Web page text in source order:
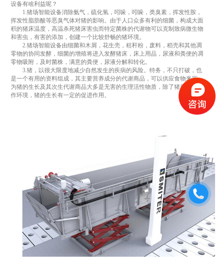
设备有啥利益呢？
1.猪场智能设备消除氨气，硫化氢，吲哚，吲哚，类臭素，挥发性胺，
挥发性脂肪酸等恶臭气体对猪的影响。由于人口众多有利的细菌，构成大面
积的猪床温度，高温杀死猪床害虫而特定菌株的代谢物可以克制致病微生物
和害虫，有害的添加，创建一个比较舒畅的猪环境。
2.猪场智能设备由细菌和木屑，花生壳，秸秆粉，废料，稻壳和其他凋
零物的协同发酵，细菌的增殖将进入发酵猪床，床上用品，尿液和粪便的凋
零物吸附，及时菌株，满意的粪便，尿液分解和转化。
3.猪，以很大限度地减少自然发生的疾病的风险。特务，不只打破，也
是一个有用的资料组成，其主要营养成分的代谢商品，可以供应食物来历，
为猪的生长及其次生代谢商品大多是无害的生理活性物质，除了猪床生态工
作环境，猪的生长有一定的促进作用。